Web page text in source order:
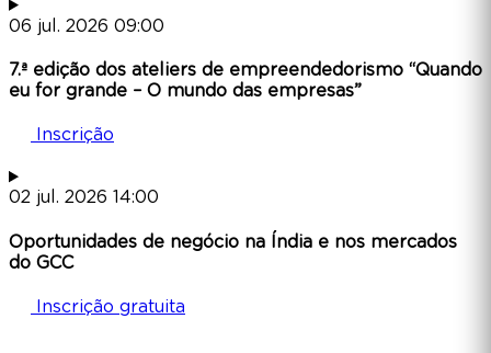
06 jul. 2026 09:00
7.ª edição dos ateliers de empreendedorismo “Quando
eu for grande – O mundo das empresas”
Inscrição
02 jul. 2026 14:00
Oportunidades de negócio na Índia e nos mercados
do GCC
Inscrição gratuita